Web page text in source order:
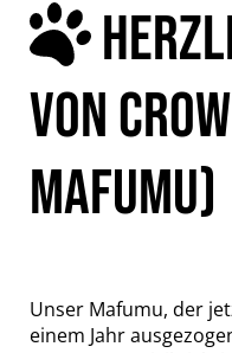
ON
AFUMU)
Unser Mafumu, der
einem Jahr